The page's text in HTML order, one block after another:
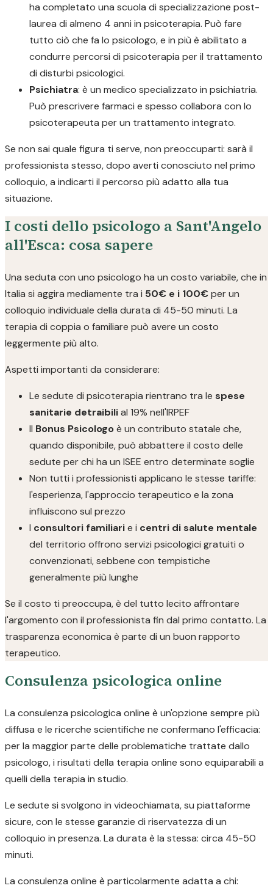
ha completato una scuola di specializzazione post-
laurea di almeno 4 anni in psicoterapia. Può fare
tutto ciò che fa lo psicologo, e in più è abilitato a
condurre percorsi di psicoterapia per il trattamento
di disturbi psicologici.
Psichiatra: è un medico specializzato in psichiatria.
Può prescrivere farmaci e spesso collabora con lo
psicoterapeuta per un trattamento integrato.
Se non sai quale figura ti serve, non preoccuparti: sarà il
professionista stesso, dopo averti conosciuto nel primo
colloquio, a indicarti il percorso più adatto alla tua
situazione.
I costi dello psicologo a Sant'Angelo
all'Esca: cosa sapere
Una seduta con uno psicologo ha un costo variabile, che in
Italia si aggira mediamente tra i 50€ e i 100€ per un
colloquio individuale della durata di 45-50 minuti. La
terapia di coppia o familiare può avere un costo
leggermente più alto.
Aspetti importanti da considerare:
Le sedute di psicoterapia rientrano tra le spese
sanitarie detraibilial 19% nell'IRPEF
Il Bonus Psicologoè un contributo statale che,
quando disponibile, può abbattere il costo delle
sedute per chi ha un ISEE entro determinate soglie
Non tutti i professionisti applicano le stesse tariffe:
l'esperienza, l'approccio terapeutico e la zona
influiscono sul prezzo
I consultori familiarie i centri di salute mentale
del territorio offrono servizi psicologici gratuiti o
convenzionati, sebbene con tempistiche
generalmente più lunghe
Se il costo ti preoccupa, è del tutto lecito affrontare
l'argomento con il professionista fin dal primo contatto. La
trasparenza economica è parte di un buon rapporto
terapeutico.
Consulenza psicologica online
La consulenza psicologica online è un'opzione sempre più
diffusa e le ricerche scientifiche ne confermano l'efficacia:
per la maggior parte delle problematiche trattate dallo
psicologo, i risultati della terapia online sono equiparabili a
quelli della terapia in studio.
Le sedute si svolgono in videochiamata, su piattaforme
sicure, con le stesse garanzie di riservatezza di un
colloquio in presenza. La durata è la stessa: circa 45-50
minuti.
La consulenza online è particolarmente adatta a chi: